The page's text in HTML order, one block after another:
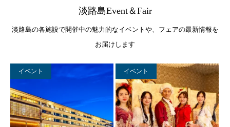
淡路島Event＆Fair
淡路島の各施設で開催中の魅力的なイベントや、フェアの最新情報を
お届けします
イベント イベント